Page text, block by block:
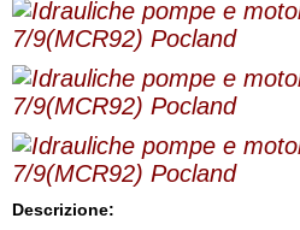
Descrizione: